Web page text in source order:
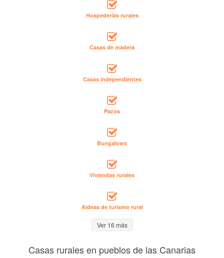
Hospederías rurales
Casas de madera
Casas independientes
Pazos
Bungalows
Viviendas rurales
Aldeas de turismo rural
Ver 16 más
Casas rurales en pueblos de las Canarias